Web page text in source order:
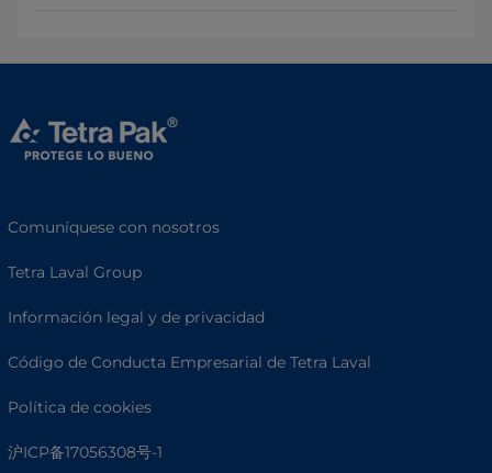
Comuníquese con nosotros
Tetra Laval Group
Información legal y de privacidad
Código de Conducta Empresarial de Tetra Laval
Política de cookies
沪ICP备17056308号-1